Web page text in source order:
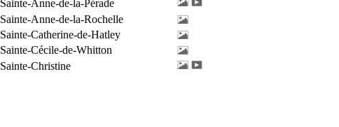
Sainte-Anne-de-la-Pérade
Sainte-Anne-de-la-Rochelle
Sainte-Catherine-de-Hatley
Sainte-Cécile-de-Whitton
Sainte-Christine